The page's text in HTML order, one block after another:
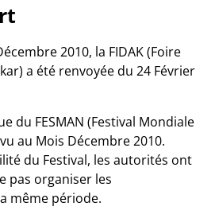
2010, la FIDAK (Foire
a été renvoyée du 24 Février
du FESMAN (Festival Mondiale
au Mois Décembre 2010.
du Festival, les autorités ont
pas organiser les
même période.